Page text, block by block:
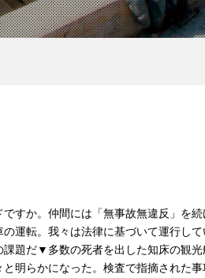
すか。仲間には「無事故無違反」を
運転。我々は法律に基づいて運行し
題だ▼多数の死者を出した知床の観光
明らかになった。検査で指摘された